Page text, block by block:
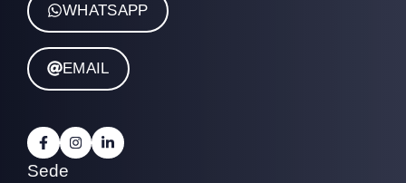
WHATSAPP
EMAIL
Sede